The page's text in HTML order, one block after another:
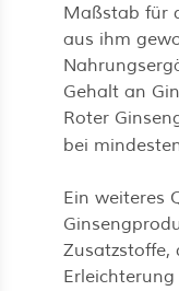
Maßstab für
aus ihm
Gehalt an
Roter
bei
Ein weiteres
Zusatzstoffe,